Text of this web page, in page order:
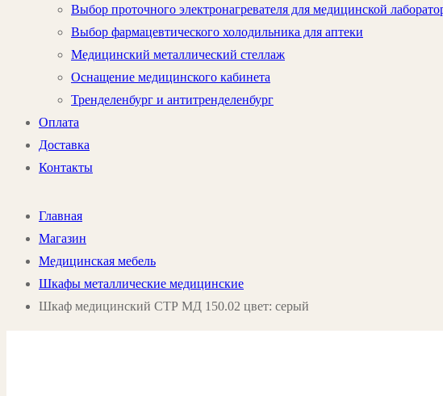
Выбор проточного электронагревателя для медицинской
Выбор фармацевтического холодильника для аптеки
Медицинский металлический стеллаж
Оснащение медицинского кабинета
Тренделенбург и антитренделенбург
Оплата
Доставка
Контакты
Главная
Магазин
Медицинская мебель
Шкафы металлические медицинские
Шкаф медицинский СТР МД 150.02 цвет: серый